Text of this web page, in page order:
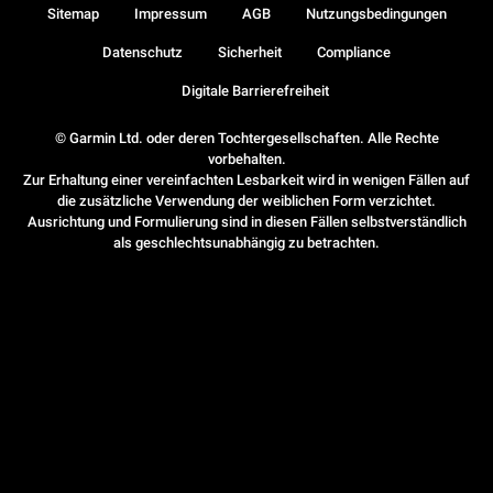
© Garmin Ltd. oder deren Tochtergesellschaften. Alle Rechte
vorbehalten.
Zur Erhaltung einer vereinfachten Lesbarkeit wird in wenigen Fällen auf
die zusätzliche Verwendung der weiblichen Form verzichtet.
Ausrichtung und Formulierung sind in diesen Fällen selbstverständlich
als geschlechtsunabhängig zu betrachten.
Sitemap Impressum AGB Nutzungsbedingungen
Datenschutz Sicherheit Compliance
Digitale Barrierefreiheit